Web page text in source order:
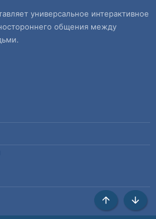
универсальное интерактивное
общения между